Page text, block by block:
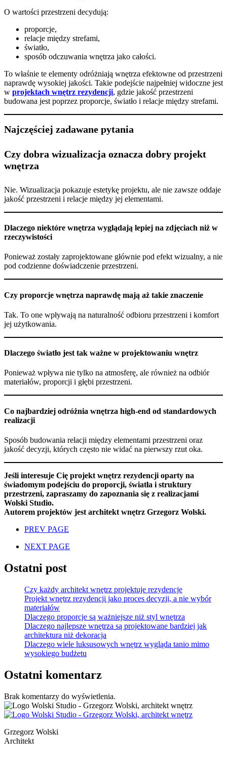
O wartości przestrzeni decydują:
proporcje,
relacje między strefami,
światło,
sposób odczuwania wnętrza jako całości.
To właśnie te elementy odróżniają wnętrza efektowne od przestrzeni
naprawdę wysokiej jakości. Takie podejście najpełniej widoczne jest
w projektach wnętrz rezydencji, gdzie jakość przestrzeni
budowana jest poprzez proporcje, światło i relacje między strefami.
Najczęściej zadawane pytania
Czy dobra wizualizacja oznacza dobry projekt
wnętrza
Nie. Wizualizacja pokazuje estetykę projektu, ale nie zawsze oddaje
jakość przestrzeni i relacje między jej elementami.
Dlaczego niektóre wnętrza wyglądają lepiej na zdjęciach niż w
rzeczywistości
Ponieważ zostały zaprojektowane głównie pod efekt wizualny, a nie
pod codzienne doświadczenie przestrzeni.
Czy proporcje wnętrza naprawdę mają aż takie znaczenie
Tak. To one wpływają na naturalność odbioru przestrzeni i komfort
jej użytkowania.
Dlaczego światło jest tak ważne w projektowaniu wnętrz
Ponieważ wpływa nie tylko na atmosferę, ale również na odbiór
materiałów, proporcji i głębi przestrzeni.
Co najbardziej odróżnia wnętrza high-end od standardowych
realizacji
Sposób budowania relacji między elementami przestrzeni oraz
jakość decyzji, których często nie widać na pierwszy rzut oka.
Jeśli interesuje Cię projekt wnętrz rezydencji oparty na
świadomym podejściu do proporcji, światła i struktury
przestrzeni, zapraszamy do zapoznania się z realizacjami
Wolski Studio.
Autorem projektów jest architekt wnętrz Grzegorz Wolski.
PREV PAGE
NEXT PAGE
Ostatni post
Czy każdy architekt wnętrz projektuje rezydencje
Projekt wnętrz rezydencji jako proces decyzji, a nie wybór
materiałów
Dlaczego proporcje są ważniejsze niż styl wnętrza
Dlaczego najlepsze wnętrza są projektowane bardziej jak
architektura niż dekoracja
Dlaczego wiele luksusowych wnętrz wygląda tanio mimo
wysokiego budżetu
Ostatni komentarz
Brak komentarzy do wyświetlenia.
Grzegorz Wolski
Architekt